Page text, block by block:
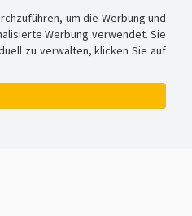
um die Werbung und
Werbung verwendet. Sie
zu verwalten, klicken Sie auf